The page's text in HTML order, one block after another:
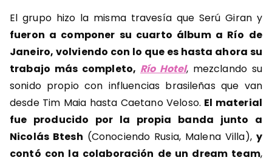
El grupo hizo la misma travesía que Serú Giran y
fueron a componer su cuarto álbum a Río de
Janeiro, volviendo con lo que es hasta ahora su
trabajo más completo, Río Hotel, mezclando su
sonido propio con influencias brasileñas que van
desde Tim Maia hasta Caetano Veloso. El material
fue producido por la propia banda junto a
Nicolás Btesh (Conociendo Rusia, Malena Villa), y
contó con la colaboración de un dream team,